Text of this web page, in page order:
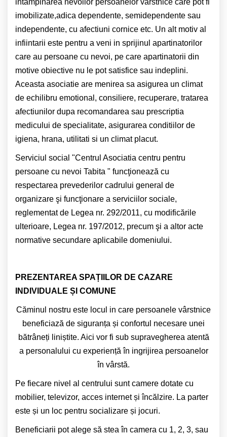
intampinarea nevoilor persoanelor varstnice care pot fi
imobilizate,adica dependente, semidependente sau
independente, cu afectiuni cornice etc. Un alt motiv al
infiintarii este pentru a veni in sprijinul apartinatorilor
care au persoane cu nevoi, pe care apartinatorii din
motive obiective nu le pot satisfice sau indeplini.
Aceasta asociatie are menirea sa asigurea un climat
de echilibru emotional, consiliere, recuperare, tratarea
afectiunilor dupa recomandarea sau prescriptia
medicului de specialitate, asigurarea conditiilor de
igiena, hrana, utilitati si un climat placut.
Serviciul social "Centrul Asociatia centru pentru
persoane cu nevoi Tabita " funcţionează cu
respectarea prevederilor cadrului general de
organizare şi funcţionare a serviciilor sociale,
reglementat de Legea nr. 292/2011, cu modificările
ulterioare, Legea nr. 197/2012, precum şi a altor acte
normative secundare aplicabile domeniului.
PREZENTAREA SPAȚIILOR DE CAZARE
INDIVIDUALE ȘI COMUNE
Căminul nostru este locul in care persoanele vârstnice
beneficiază de siguranța și confortul necesare unei
bătrâneți liniștite. Aici vor fi sub supravegherea atentă
a personalului cu experiență în ingrijirea persoanelor
în vârstă.
Pe fiecare nivel al centrului sunt camere dotate cu
mobilier, televizor, acces internet și încălzire. La parter
este și un loc pentru socializare și jocuri.
Beneficiarii pot alege să stea în camera cu 1, 2, 3, sau